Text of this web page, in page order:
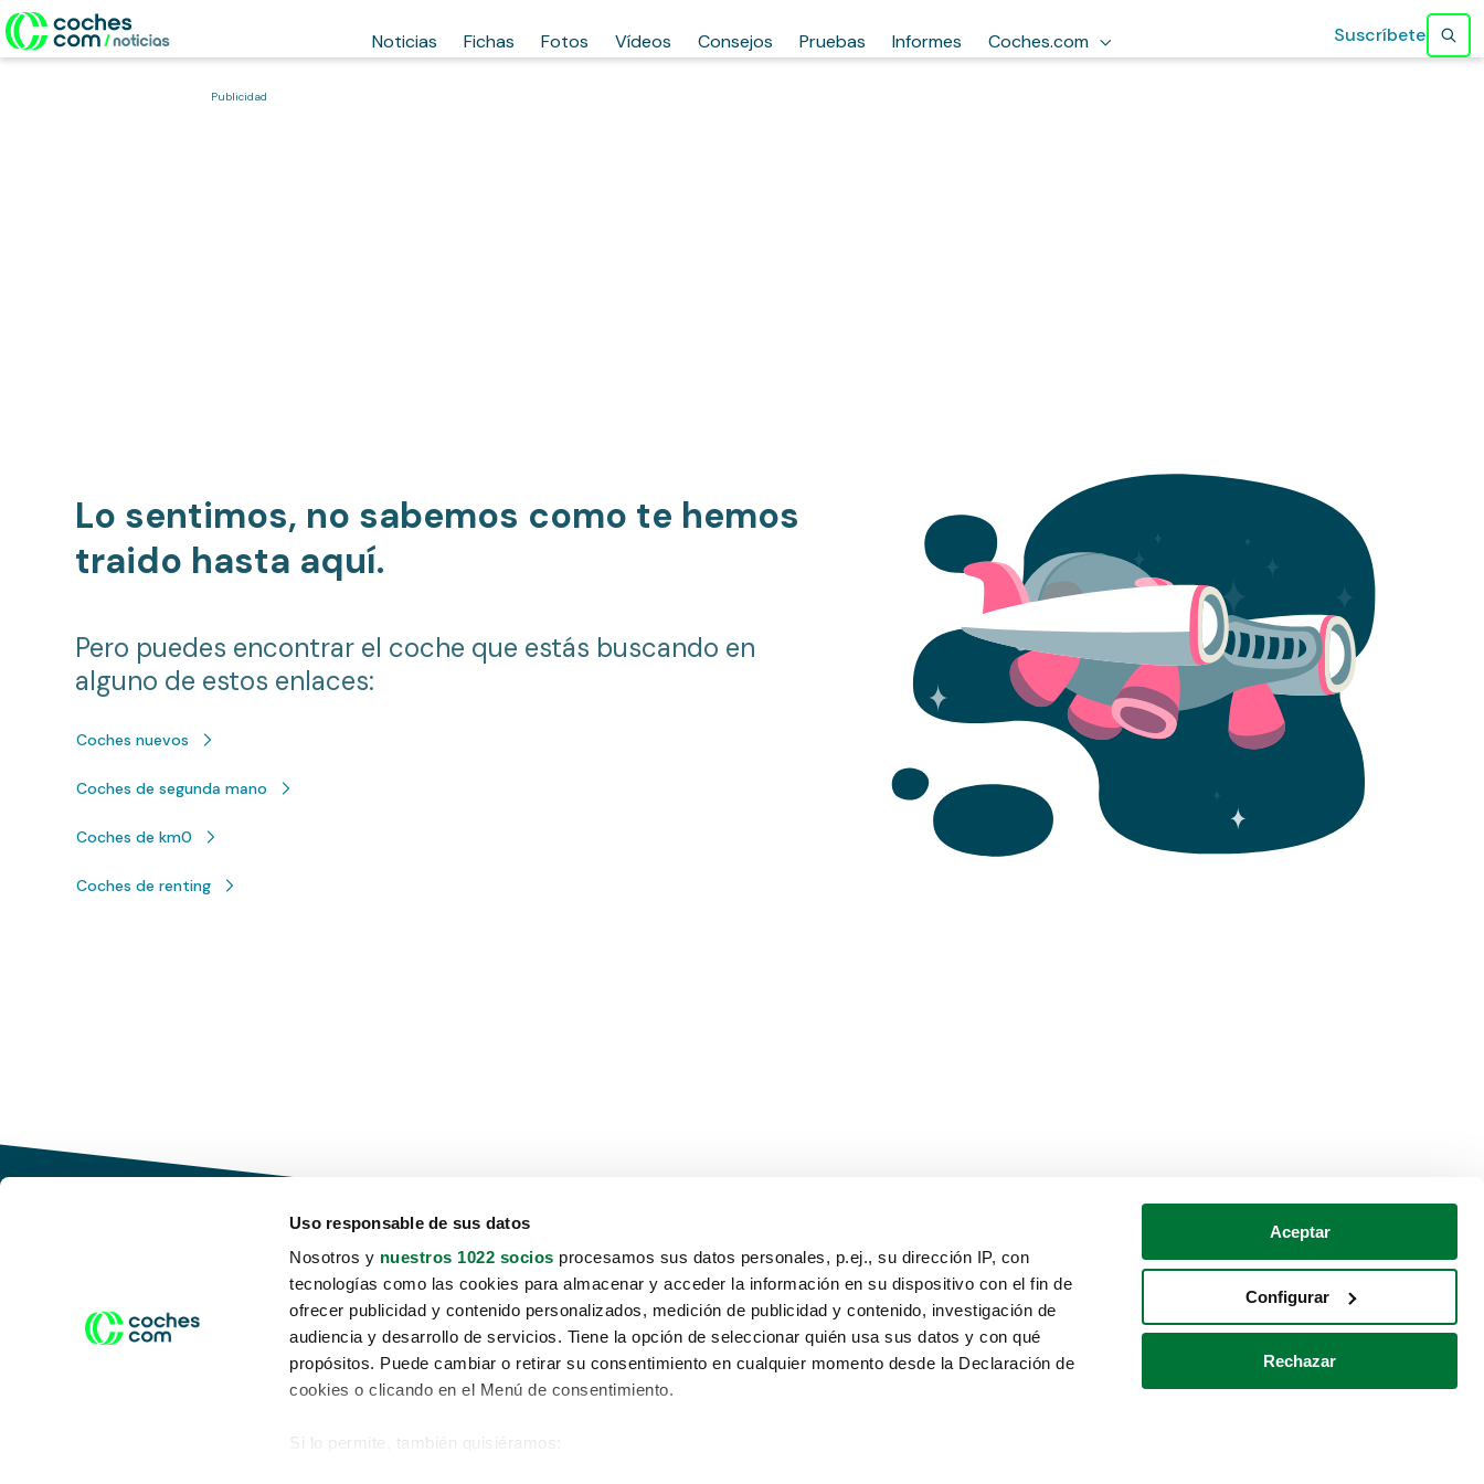
Uso responsable de sus datos
Nosotros y nuestros 1022 socios procesamos sus datos personales, p.ej., su dirección IP, con
tecnologías como las cookies para almacenar y acceder la información en su dispositivo con el fin de
ofrecer publicidad y contenido personalizados, medición de publicidad y contenido, investigación de
audiencia y desarrollo de servicios. Tiene la opción de seleccionar quién usa sus datos y con qué
propósitos. Puede cambiar o retirar su consentimiento en cualquier momento desde la Declaración de
cookies o clicando en el Menú de consentimiento.
Si lo permite, también quisiéramos:
Aceptar
Configurar
Rechazar
Noticias Fichas Fotos Vídeos Consejos Pruebas Informes Coches.com Suscríbete
Publicidad
Lo sentimos, no sabemos como te hemos
traido hasta aquí.
Pero puedes encontrar el coche que estás buscando en
alguno de estos enlaces:
Coches nuevos
Coches de segunda mano
Coches de km0
Coches de renting
Conduce tu futuro,
desata tu movilidad